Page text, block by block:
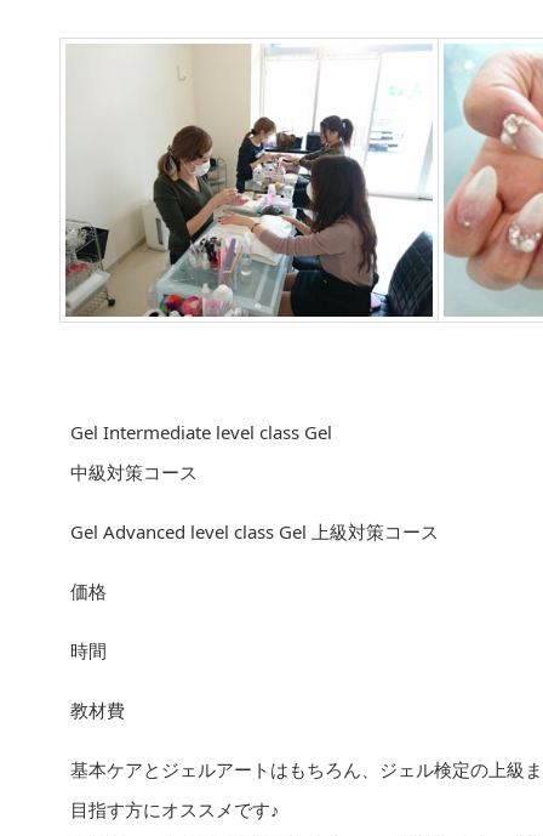
Gel Intermediate level class Gel
中級対策コース
Gel Advanced level class Gel 上級対策コース
価格
時間
教材費
基本ケアとジェルアートはもちろん、ジェル検定の上級
目指す方にオススメです♪